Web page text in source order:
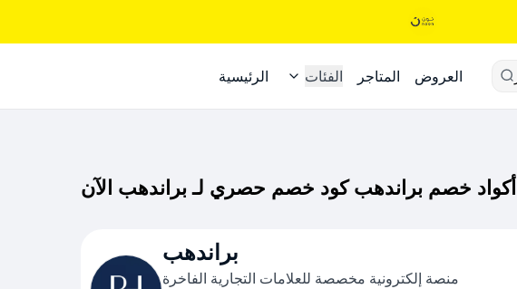
الرئيسية الفئات المتاجر العروض
براندهب
منصة إلكترونية مخصصة للعلامات التجارية الفاخرة